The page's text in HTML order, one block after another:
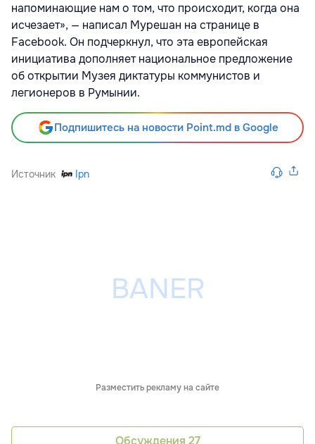
напоминающие нам о том, что происходит, когда она
исчезает», — написал Мурешан на странице в
Facebook. Он подчеркнул, что эта европейская
инициатива дополняет национальное предложение
об открытии Музея диктатуры коммунистов и
легионеров в Румынии.
Подпишитесь на новости Point.md в Google
Источник Ipn
Разместить рекламу на сайте
Обсуждения 27